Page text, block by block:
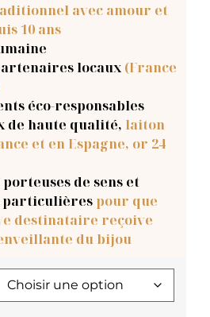
avec amour et
10 ans
locaux (France
éco-responsables
de haute qualité, laiton
et en Espagne, or 24
de sens et
particulières pour que
destinataire reçoive
du bijou